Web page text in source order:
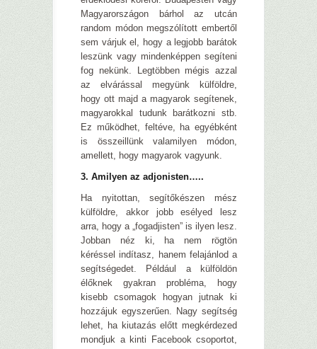
Magyarországon bárhol az utcán
random módon megszólított embertől
sem várjuk el, hogy a legjobb barátok
leszünk vagy mindenképpen segíteni
fog nekünk. Legtöbben mégis azzal
az elvárással megyünk külföldre,
hogy ott majd a magyarok segítenek,
magyarokkal tudunk barátkozni stb.
Ez működhet, feltéve, ha egyébként
is összeillünk valamilyen módon,
amellett, hogy magyarok vagyunk.
3. Amilyen az adjonisten…..
Ha nyitottan, segítőkészen mész
külföldre, akkor jobb esélyed lesz
arra, hogy a „fogadjisten” is ilyen lesz.
Jobban néz ki, ha nem rögtön
kéréssel indítasz, hanem felajánlod a
segítségedet. Például a külföldön
élőknek gyakran probléma, hogy
kisebb csomagok hogyan jutnak ki
hozzájuk egyszerűen. Nagy segítség
lehet, ha kiutazás előtt megkérdezed
mondjuk a kinti Facebook csoportot,